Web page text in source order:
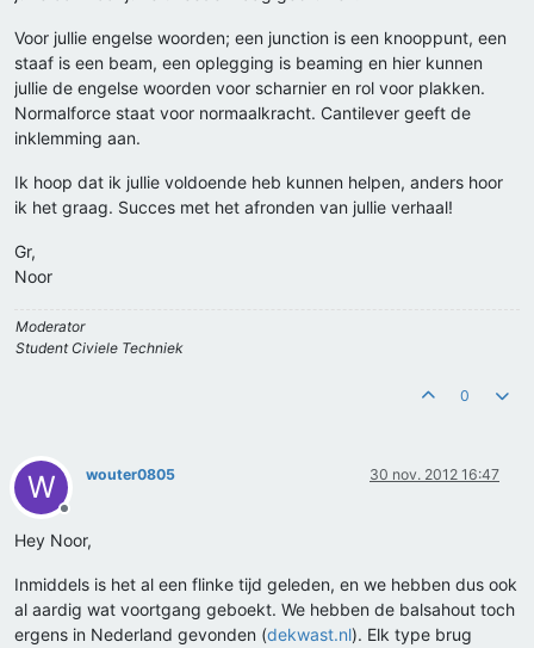
Voor jullie engelse woorden; een junction is een knooppunt, een
staaf is een beam, een oplegging is beaming en hier kunnen
jullie de engelse woorden voor scharnier en rol voor plakken.
Normalforce staat voor normaalkracht. Cantilever geeft de
inklemming aan.
Ik hoop dat ik jullie voldoende heb kunnen helpen, anders hoor
ik het graag. Succes met het afronden van jullie verhaal!
Gr,
Noor
Moderator
Student Civiele Techniek
0
W
Offline
wouter0805 30 nov. 2012 16:47
Hey Noor,
Inmiddels is het al een flinke tijd geleden, en we hebben dus ook
al aardig wat voortgang geboekt. We hebben de balsahout toch
ergens in Nederland gevonden (dekwast.nl). Elk type brug